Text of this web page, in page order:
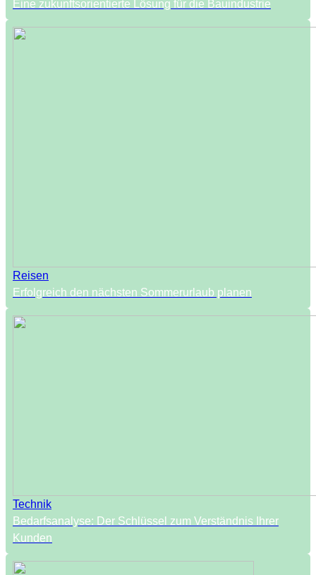
Eine zukunftsorientierte Lösung für die Bauindustrie
Reisen
Erfolgreich den nächsten Sommerurlaub planen
Technik
Bedarfsanalyse: Der Schlüssel zum Verständnis Ihrer
Kunden